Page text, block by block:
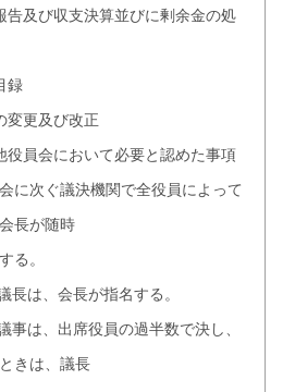
告及び収支決算並びに剰余金の処
録
変更及び改正
役員会において必要と認めた事項
に次ぐ議決機関で全役員によって
長が随時
る。
長は、会長が指名する。
事は、出席役員の過半数で決し、
きは、議長